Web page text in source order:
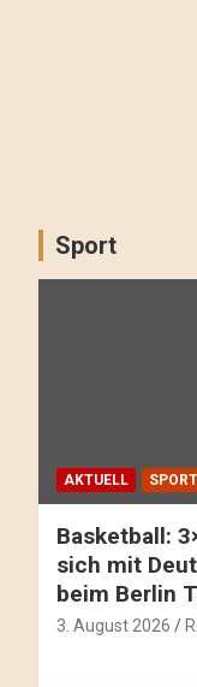
Sport
AKTUELL SPORT
Basketball:
sich mit
beim Berlin
3. August 2026